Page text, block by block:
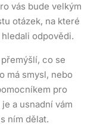
vás bude velkým
otázek, na které
odpovědi.
co se
má smysl, nebo
pro
a usnadní vám
ním dělat.